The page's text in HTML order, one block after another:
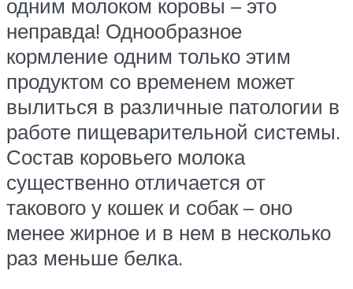
одним молоком коровы – это
неправда! Однообразное
кормление одним только этим
продуктом со временем может
вылиться в различные патологии в
работе пищеварительной системы.
Состав коровьего молока
существенно отличается от
такового у кошек и собак – оно
менее жирное и в нем в несколько
раз меньше белка.